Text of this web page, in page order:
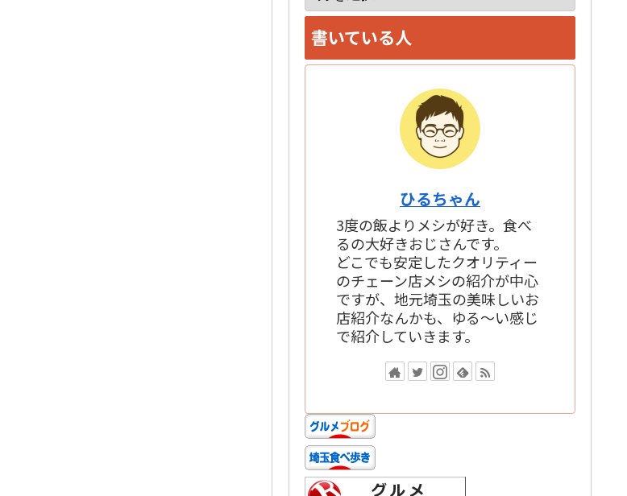
ー
カ
イ
書いている人
ひるちゃん
3度の飯よりメシが好き。食べ
るの大好きおじさんです。
どこでも安定したクオリティー
のチェーン店メシの紹介が中心
ですが、地元埼玉の美味しいお
店紹介なんかも、ゆる～い感じ
で紹介していきます。